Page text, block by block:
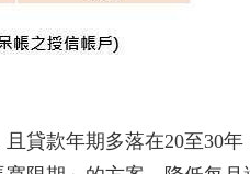
貸款年期多落在20至30